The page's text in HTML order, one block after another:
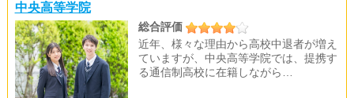
中央高等学院
総合評価
近年、様々な理由から高校中退者が増え
ていますが、中央高等学院では、提携す
る通信制高校に在籍しながら…